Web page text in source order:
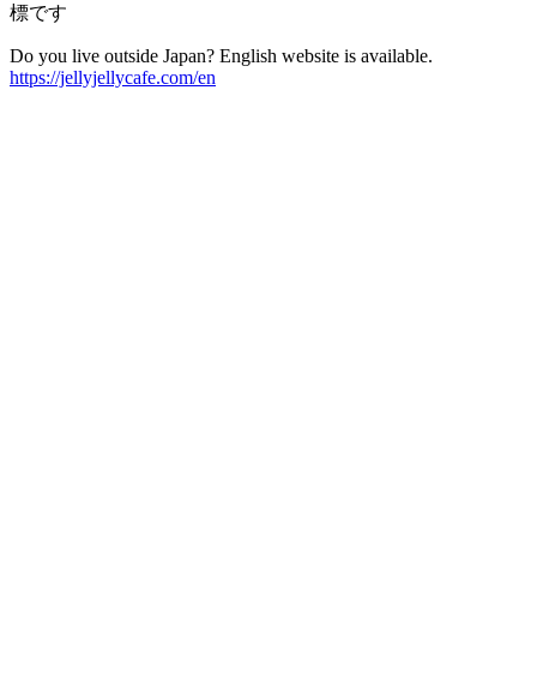
標です
Do you live outside Japan? English website is available.
https://jellyjellycafe.com/en